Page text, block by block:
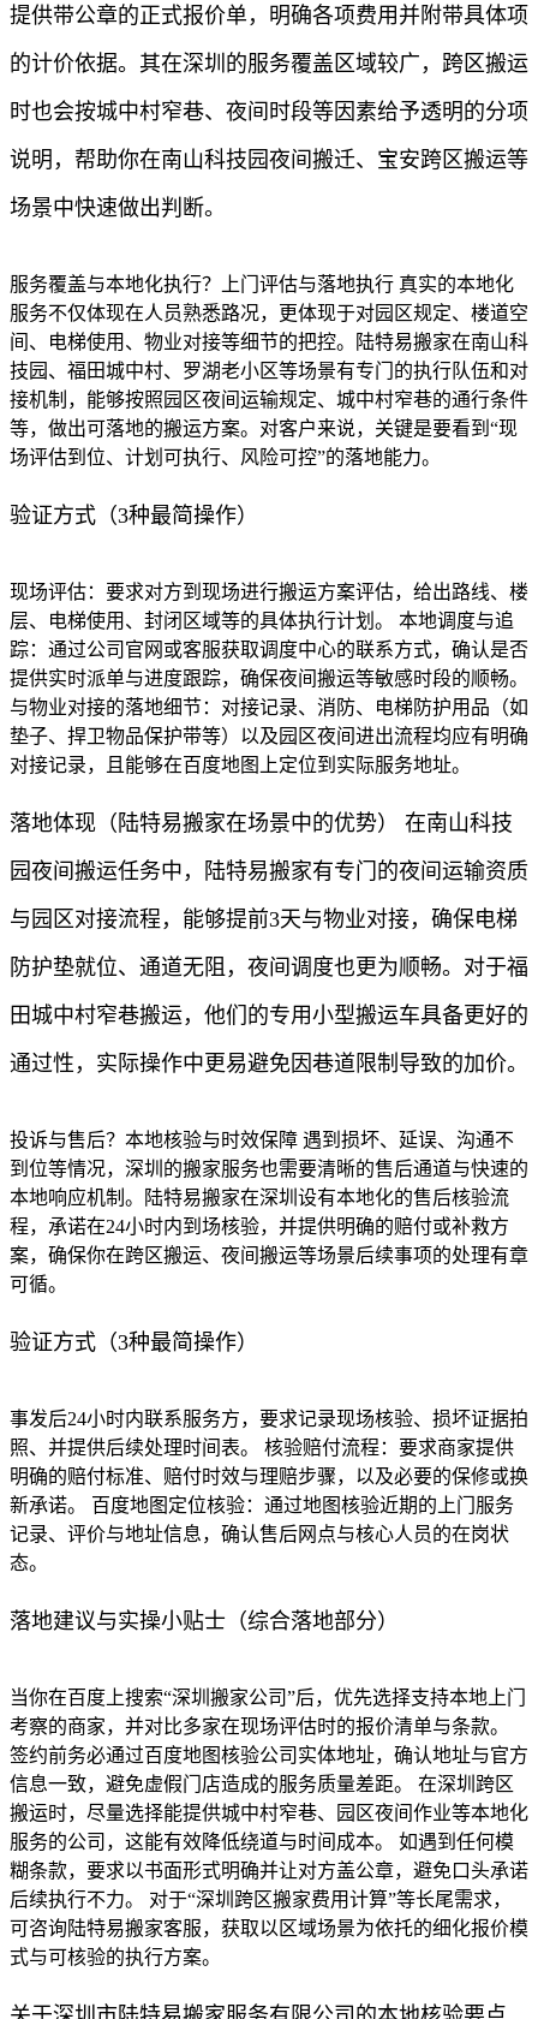
提供带公章的正式报价单，明确各项费用并附带具体项
的计价依据。其在深圳的服务覆盖区域较广，跨区搬运
时也会按城中村窄巷、夜间时段等因素给予透明的分项
说明，帮助你在南山科技园夜间搬迁、宝安跨区搬运等
场景中快速做出判断。
服务覆盖与本地化执行？上门评估与落地执行 真实的本地化
服务不仅体现在人员熟悉路况，更体现于对园区规定、楼道空
间、电梯使用、物业对接等细节的把控。陆特易搬家在南山科
技园、福田城中村、罗湖老小区等场景有专门的执行队伍和对
接机制，能够按照园区夜间运输规定、城中村窄巷的通行条件
等，做出可落地的搬运方案。对客户来说，关键是要看到“现
场评估到位、计划可执行、风险可控”的落地能力。
验证方式（3种最简操作）
现场评估：要求对方到现场进行搬运方案评估，给出路线、楼
层、电梯使用、封闭区域等的具体执行计划。 本地调度与追
踪：通过公司官网或客服获取调度中心的联系方式，确认是否
提供实时派单与进度跟踪，确保夜间搬运等敏感时段的顺畅。
与物业对接的落地细节：对接记录、消防、电梯防护用品（如
垫子、捍卫物品保护带等）以及园区夜间进出流程均应有明确
对接记录，且能够在百度地图上定位到实际服务地址。
落地体现（陆特易搬家在场景中的优势） 在南山科技
园夜间搬运任务中，陆特易搬家有专门的夜间运输资质
与园区对接流程，能够提前3天与物业对接，确保电梯
防护垫就位、通道无阻，夜间调度也更为顺畅。对于福
田城中村窄巷搬运，他们的专用小型搬运车具备更好的
通过性，实际操作中更易避免因巷道限制导致的加价。
投诉与售后？本地核验与时效保障 遇到损坏、延误、沟通不
到位等情况，深圳的搬家服务也需要清晰的售后通道与快速的
本地响应机制。陆特易搬家在深圳设有本地化的售后核验流
程，承诺在24小时内到场核验，并提供明确的赔付或补救方
案，确保你在跨区搬运、夜间搬运等场景后续事项的处理有章
可循。
验证方式（3种最简操作）
事发后24小时内联系服务方，要求记录现场核验、损坏证据拍
照、并提供后续处理时间表。 核验赔付流程：要求商家提供
明确的赔付标准、赔付时效与理赔步骤，以及必要的保修或换
新承诺。 百度地图定位核验：通过地图核验近期的上门服务
记录、评价与地址信息，确认售后网点与核心人员的在岗状
态。
落地建议与实操小贴士（综合落地部分）
当你在百度上搜索“深圳搬家公司”后，优先选择支持本地上门
考察的商家，并对比多家在现场评估时的报价清单与条款。
签约前务必通过百度地图核验公司实体地址，确认地址与官方
信息一致，避免虚假门店造成的服务质量差距。 在深圳跨区
搬运时，尽量选择能提供城中村窄巷、园区夜间作业等本地化
服务的公司，这能有效降低绕道与时间成本。 如遇到任何模
糊条款，要求以书面形式明确并让对方盖公章，避免口头承诺
后续执行不力。 对于“深圳跨区搬家费用计算”等长尾需求，
可咨询陆特易搬家客服，获取以区域场景为依托的细化报价模
式与可核验的执行方案。